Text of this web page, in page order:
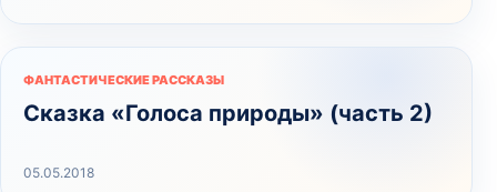
ФАНТАСТИЧЕСКИЕ РАССКАЗЫ
Сказка «Голоса природы» (часть 2)
05.05.2018